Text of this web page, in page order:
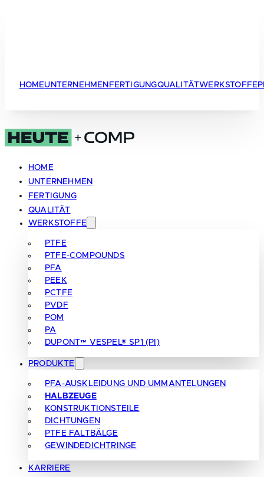
HOMEUNTERNEHMEN FERTIGUNGQUALITÄTWERKSTOFFE
HOME
UNTERNEHMEN
FERTIGUNG
QUALITÄT
WERKSTOFFE
PTFE
PTFE-COMPOUNDS
PFA
PEEK
PCTFE
PVDF
POM
PA
DUPONT™ VESPEL® SP1 (PI)
PRODUKTE
PFA-AUSKLEIDUNG UND UMMANTELUNGEN
HALBZEUGE
KONSTRUKTIONSTEILE
DICHTUNGEN
PTFE FALTBÄLGE
GEWINDEDICHTRINGE
KARRIERE